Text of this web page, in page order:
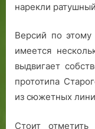
нарекли
Версий по этому
имеется
выдвигает
прототипа
из сюжетных
Стоит